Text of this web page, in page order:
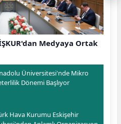
Medyaya Ortak
Üniversitesi'nde Mikro
Dönemi Başlıyor
Hava Kurumu Eskişehir